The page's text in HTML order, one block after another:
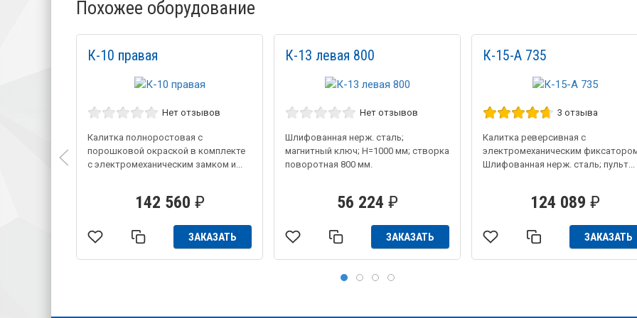
Похожее оборудование
К-10 правая
Нет отзывов
Калитка полноростовая с
порошковой окраской в комплекте
с электромеханическим замком и...
142 560 ₽
ЗАКАЗАТЬ
К-13 левая 800
Нет отзывов
Шлифованная нерж. сталь;
магнитный ключ; Н=1000 мм; створка
поворотная 800 мм.
56 224 ₽
ЗАКАЗАТЬ
К-15-А 735
3 отзыва
Калитка реверсивная с
электромеханическим
Шлифованная нерж. сталь; пульт...
124 089 ₽
ЗАКАЗАТЬ